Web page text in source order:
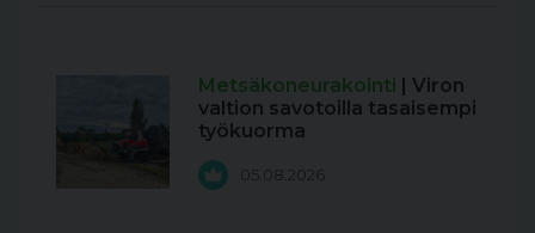
Metsäkoneurakointi | Viron
valtion savotoilla tasaisempi
työkuorma
05.08.2026